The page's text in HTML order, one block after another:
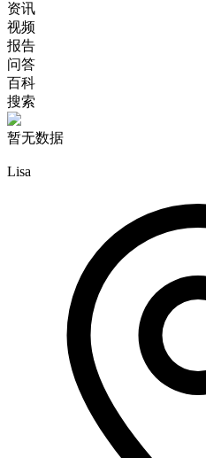
资讯
视频
报告
问答
百科
搜索
暂无数据
Lisa